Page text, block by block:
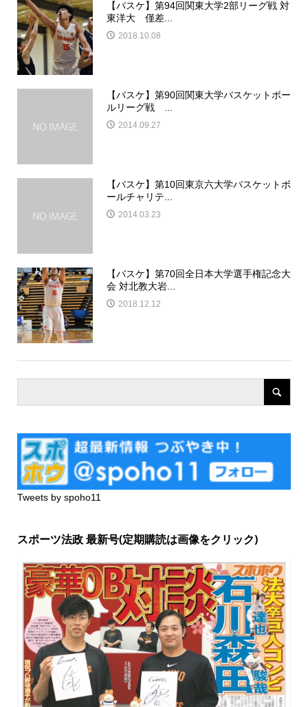
【バスケ】第94回関東大学2部リーグ戦 対
東洋大 僅差...
2018.10.08
【バスケ】第90回関東大学バスケットボー
ルリーグ戦 ...
2014.09.27
【バスケ】第10回東京六大学バスケットボ
ールチャリテ...
2014.03.23
【バスケ】第70回全日本大学選手権記念大
会 対北教大岩...
2018.12.12
Tweets by spoho11
スポーツ法政 最新号(定期購読は画像をクリック)